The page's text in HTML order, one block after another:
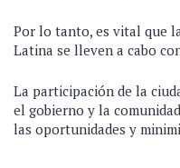
Por lo tanto, es vital que
Latina se lleven a cabo
La participación de la
el gobierno y la
las oportunidades y